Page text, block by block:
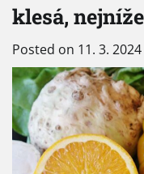
klesá,
Posted on 11. 3. 2024